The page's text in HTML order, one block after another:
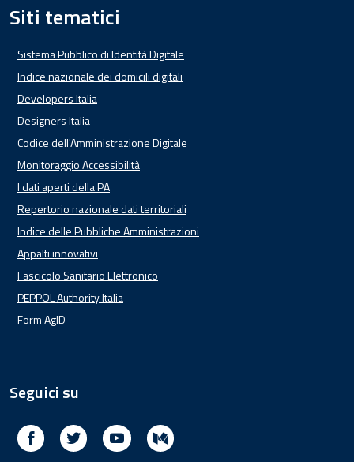
Siti tematici
Sistema Pubblico di Identità Digitale
Indice nazionale dei domicili digitali
Developers Italia
Designers Italia
Codice dell'Amministrazione Digitale
Monitoraggio Accessibilità
I dati aperti della PA
Repertorio nazionale dati territoriali
Indice delle Pubbliche Amministrazioni
Appalti innovativi
Fascicolo Sanitario Elettronico
PEPPOL Authority Italia
Form AgID
Seguici su
Facebook Twitter Youtube